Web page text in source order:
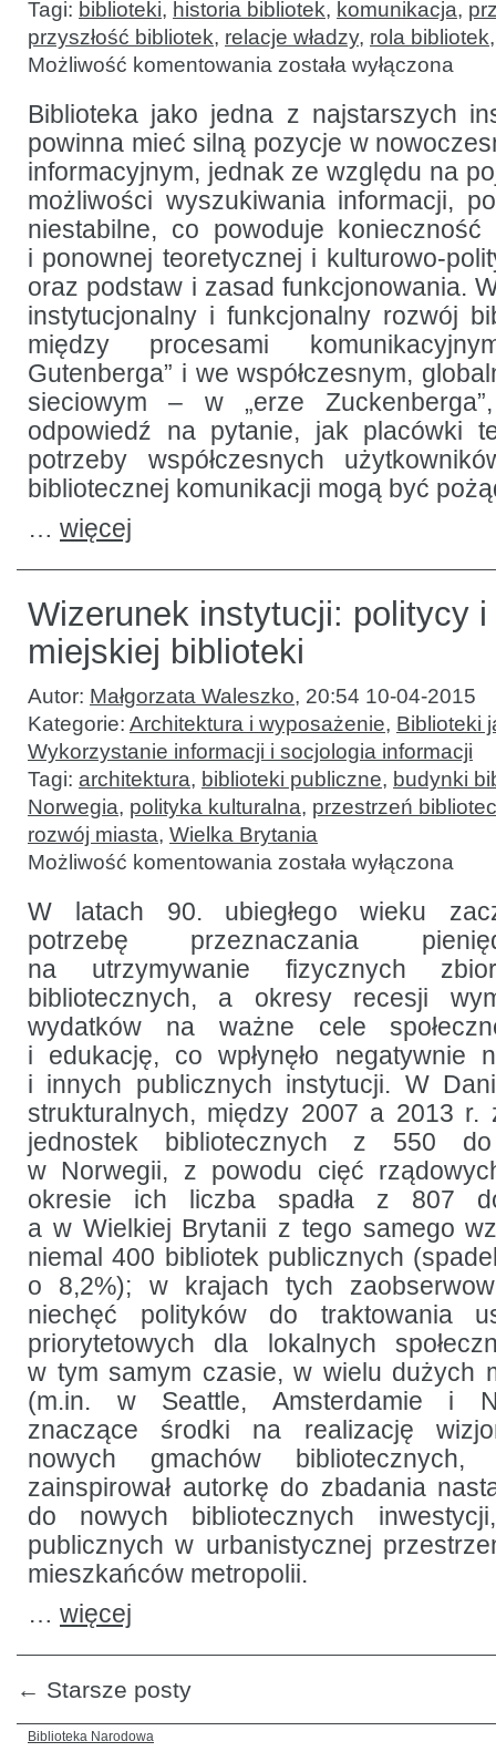
Tagi: biblioteki, historia bibliotek, komunikacja,
przyszłość bibliotek, relacje władzy, rola bibliotek
Możliwość komentowania Transformacje
bibliotecznej
od Gutenberga
do Zuckenberga
została wyłączona
Biblioteka jako jedna z najstarszych
powinna mieć silną pozycje w
informacyjnym, jednak ze względu na
możliwości wyszukiwania informacji,
niestabilne, co powoduje konieczność
i ponownej teoretycznej i kulturowo-
oraz podstaw i zasad funkcjonowania.
instytucjonalny i funkcjonalny rozwój
między procesami
Gutenberga” i we współczesnym,
sieciowym – w „erze
odpowiedź na pytanie, jak placówki
potrzeby współczesnych
bibliotecznej komunikacji mogą być
… więcej
Wizerunek instytucji: politycy i
miejskiej biblioteki
Autor: Małgorzata Waleszko, 20:54 10-04-2015
Kategorie: Architektura i wyposażenie, Biblioteki
Wykorzystanie informacji i socjologia informacji
Tagi: architektura, biblioteki publiczne, budynki
Norwegia, polityka kulturalna, przestrzeń
rozwój miasta, Wielka Brytania
Możliwość komentowania Wizerunek
instytucji:
i projekt
miejskiej
biblioteki
została wyłączona
W latach 90. ubiegłego wieku
potrzebę przeznaczania
na utrzymywanie fizycznych
bibliotecznych, a okresy recesji
wydatków na ważne cele
i edukację, co wpłynęło negatywnie
i innych publicznych instytucji. W
strukturalnych, między 2007 a 2013 r.
jednostek bibliotecznych z 550
w Norwegii, z powodu cięć
okresie ich liczba spadła z 807
a w Wielkiej Brytanii z tego samego
niemal 400 bibliotek publicznych
o 8,2%); w krajach tych
niechęć polityków do traktowania
priorytetowych dla lokalnych
w tym samym czasie, w wielu dużych
(m.in. w Seattle, Amsterdamie i
znaczące środki na realizację
nowych gmachów
zainspirował autorkę do zbadania
do nowych bibliotecznych
publicznych w urbanistycznej
mieszkańców metropolii.
… więcej
← Starsze posty
Biblioteka Narodowa